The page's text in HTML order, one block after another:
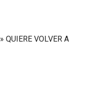
QUIERE VOLVER A